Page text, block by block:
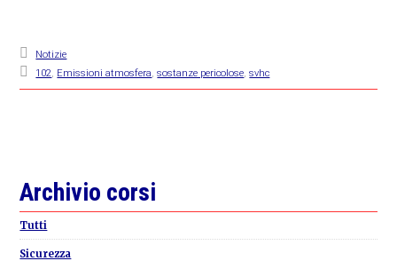
Notizie
102, Emissioni atmosfera,sostanze pericolose,svhc
Primary
Sidebar
Archivio corsi
Tutti
Sicurezza